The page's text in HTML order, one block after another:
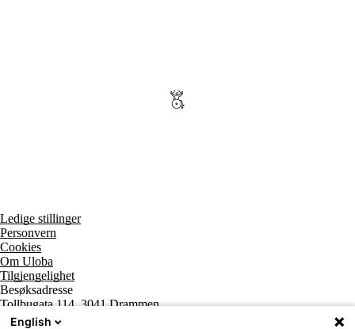
Ledige stillinger
Personvern
Cookies
Om Uloba
Tilgjengelighet
Besøksadresse
Tollbugata 114, 3041 Drammen
Postadresse
English